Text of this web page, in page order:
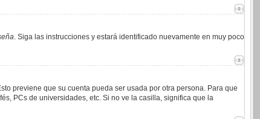
. Siga las instrucciones y estará identificado nuevamente en muy poco
previene que su cuenta pueda ser usada por otra persona. Para que
PCs de universidades, etc. Si no ve la casilla, significa que la